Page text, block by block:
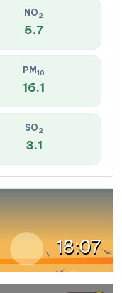
NO2
5.7
PM 10
16.1
SO2
3.1
18:07